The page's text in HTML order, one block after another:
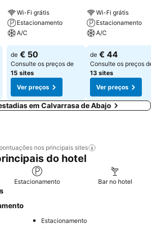
Wi-Fi grátis
Estacionamento
A/C
de € 50
Consulte os preços de
15 sites
Ver preços
Wi-Fi grátis
Estacionamento
A/C
de € 44
Consulte os preços
13 sites
Ver preços
em Calvarrasa de Abajo
nos principais sites
do hotel
Estacionamento Bar no hotel
Estacionamento